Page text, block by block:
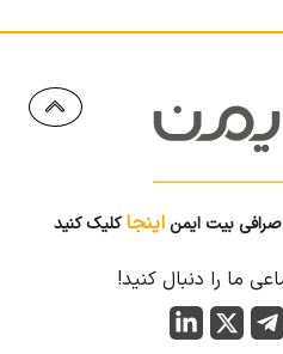
صرافی بیت ایمن اینجاکلیک کنید
ما را دنبال کنید!